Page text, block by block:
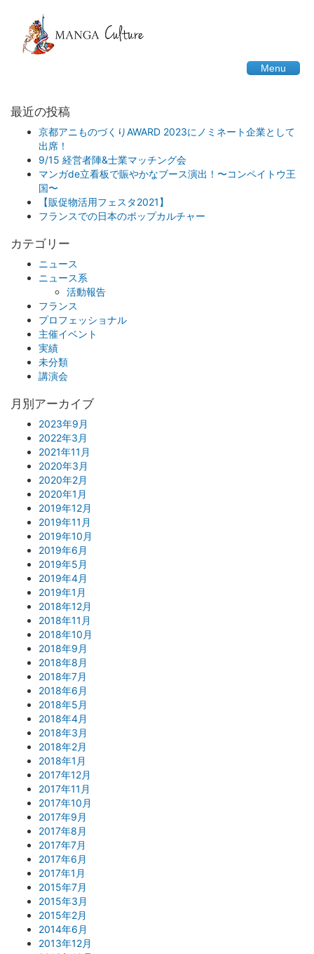
Menu
最近の投稿
京都アニものづくりAWARD 2023にノミネート企業として
出席！
9/15 経営者陣&士業マッチング会
マンガde立看板で賑やかなブース演出！〜コンペイトウ王
国〜
【販促物活用フェスタ2021】
フランスでの日本のポップカルチャー
カテゴリー
ニュース
ニュース系
活動報告
フランス
プロフェッショナル
主催イベント
実績
未分類
講演会
月別アーカイブ
2023年9月
2022年3月
2021年11月
2020年3月
2020年2月
2020年1月
2019年12月
2019年11月
2019年10月
2019年6月
2019年5月
2019年4月
2019年1月
2018年12月
2018年11月
2018年10月
2018年9月
2018年8月
2018年7月
2018年6月
2018年5月
2018年4月
2018年3月
2018年2月
2018年1月
2017年12月
2017年11月
2017年10月
2017年9月
2017年8月
2017年7月
2017年6月
2017年1月
2015年7月
2015年3月
2015年2月
2014年6月
2013年12月